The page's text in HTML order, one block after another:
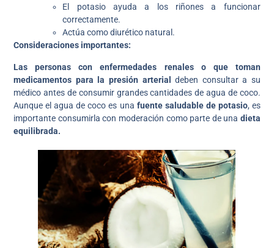
El potasio ayuda a los riñones a funcionar
correctamente.
Actúa como diurético natural.
Consideraciones importantes:
Las personas con enfermedades renales o que toman
medicamentos para la presión arterial
deben consultar a su
médico antes de consumir grandes cantidades de agua de coco.
Aunque el agua de coco es una fuente saludable de potasio, es
importante consumirla con moderación como parte de una dieta
equilibrada.